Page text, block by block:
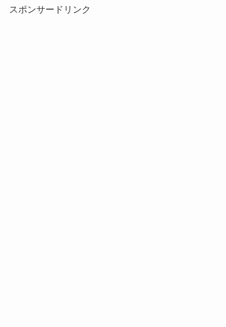
スポンサードリンク